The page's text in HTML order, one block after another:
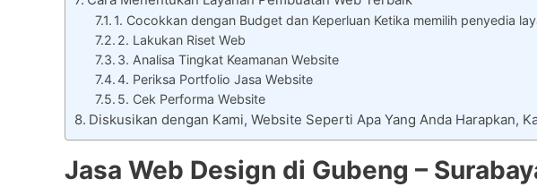
1. Cocokkan dengan Budget dan Keperluan Ketika memilih penyedia
2. Lakukan Riset Web
3. Analisa Tingkat Keamanan Website
4. Periksa Portfolio Jasa Website
5. Cek Performa Website
Diskusikan dengan Kami, Website Seperti Apa Yang Anda Harapkan,
Jasa Web Design di Gubeng –